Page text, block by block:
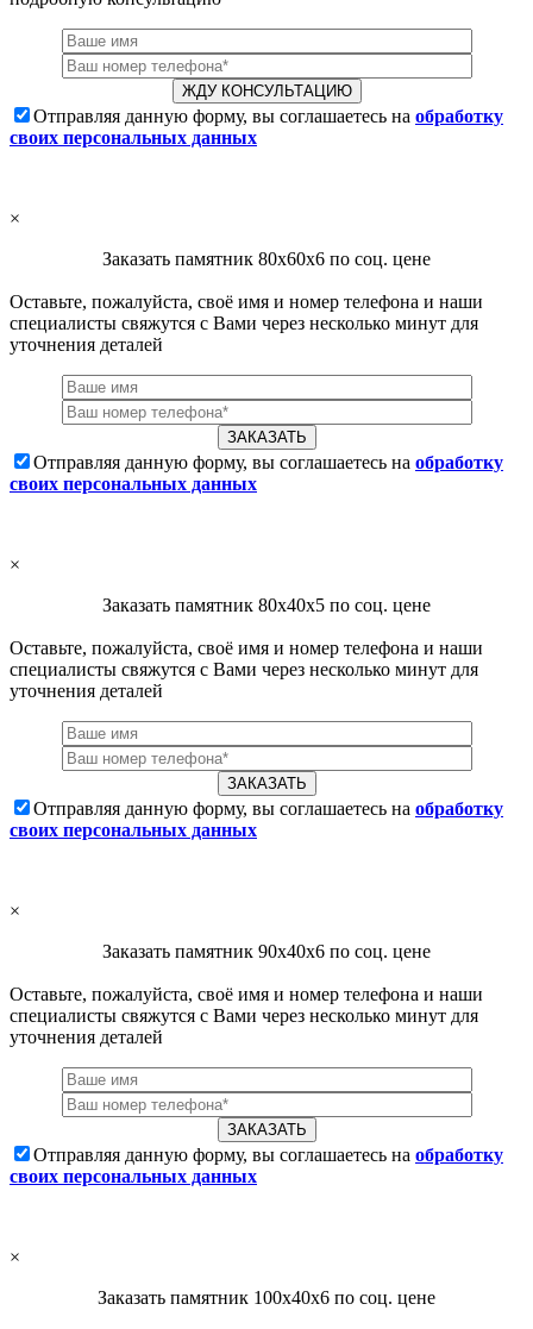
Отправляя данную форму, вы соглашаетесь на обработку
своих персональных данных
×
Заказать памятник 80х60х6 по соц. цене
Оставьте, пожалуйста, своё имя и номер телефона и наши
специалисты свяжутся с Вами через несколько минут для
уточнения деталей
Отправляя данную форму, вы соглашаетесь на обработку
своих персональных данных
×
Заказать памятник 80х40х5 по соц. цене
Оставьте, пожалуйста, своё имя и номер телефона и наши
специалисты свяжутся с Вами через несколько минут для
уточнения деталей
Отправляя данную форму, вы соглашаетесь на обработку
своих персональных данных
×
Заказать памятник 90х40х6 по соц. цене
Оставьте, пожалуйста, своё имя и номер телефона и наши
специалисты свяжутся с Вами через несколько минут для
уточнения деталей
Отправляя данную форму, вы соглашаетесь на обработку
своих персональных данных
×
Заказать памятник 100х40х6 по соц. цене